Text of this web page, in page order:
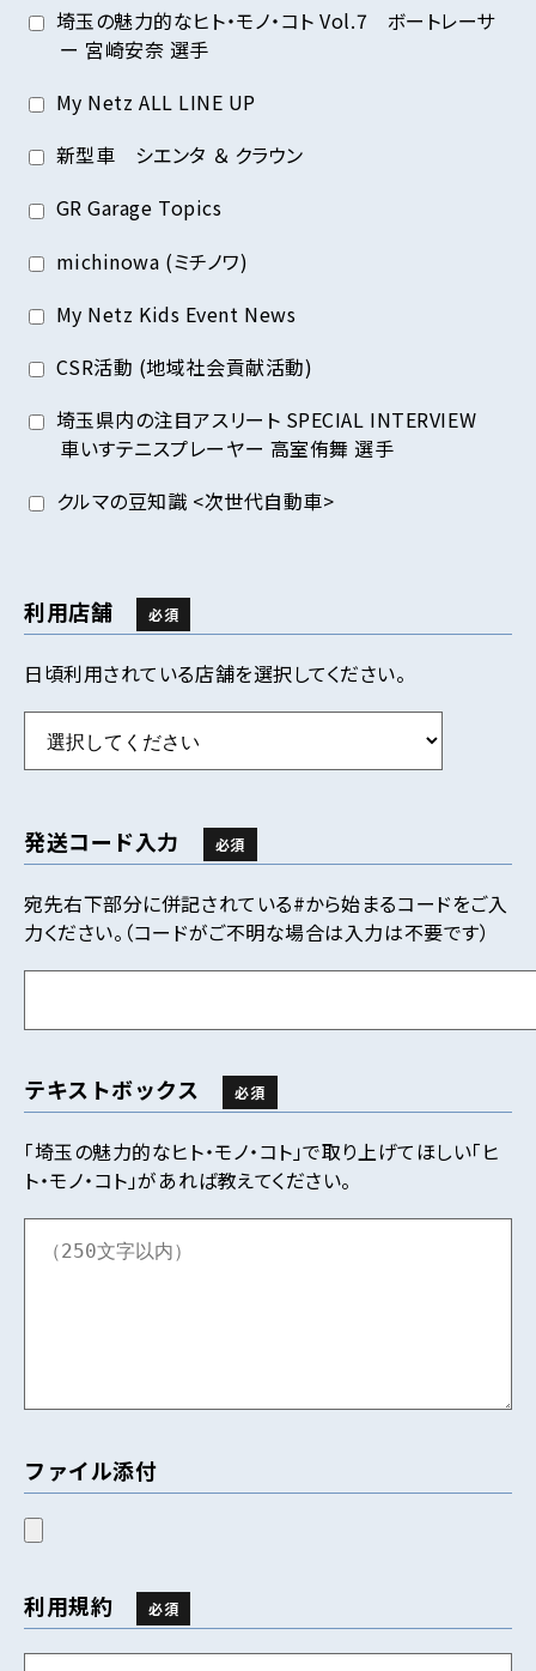
埼玉の魅力的なヒト・モノ・コト Vol.7 ボートレーサ
ー 宮崎安奈 選手
My Netz ALL LINE UP
新型車 シエンタ ＆ クラウン
GR Garage Topics
michinowa (ミチノワ)
My Netz Kids Event News
CSR活動 (地域社会貢献活動)
埼玉県内の注目アスリート SPECIAL INTERVIEW
車いすテニスプレーヤー 高室侑舞 選手
クルマの豆知識 <次世代自動車>
利用店舗 必須
日頃利用されている店舗を選択してください。
発送コード入力 必須
宛先右下部分に併記されている#から始まるコードをご入
力ください。（コードがご不明な場合は入力は不要です）
テキストボックス 必須
「埼玉の魅力的なヒト・モノ・コト」で取り上げてほしい「ヒ
ト・モノ・コト」があれば教えてください。
ファイル添付
利用規約 必須